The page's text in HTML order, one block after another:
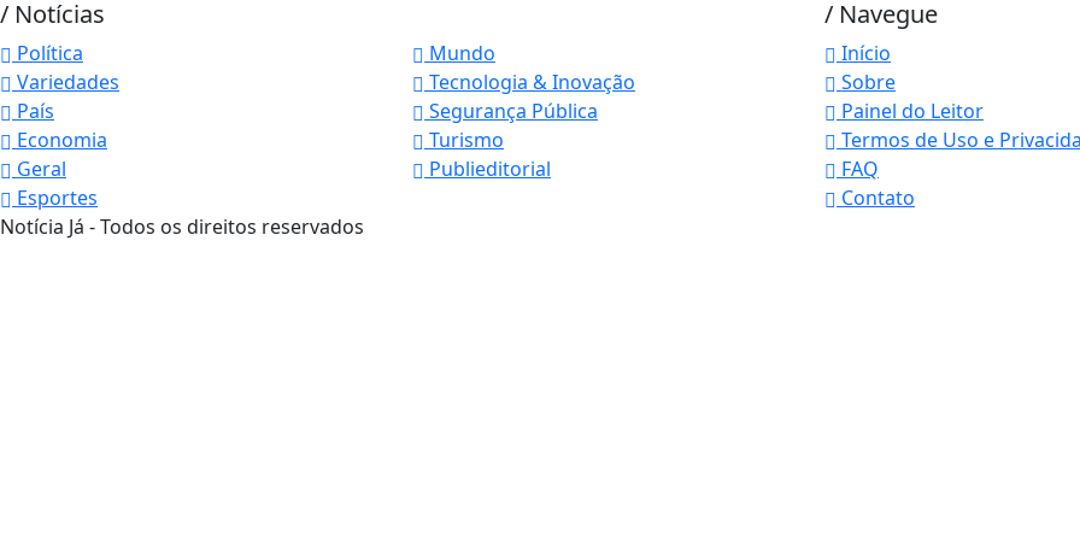
/ Notícias
Política
Mundo
Variedades
Tecnologia & Inovação
País
Segurança Pública
Economia
Turismo
Geral
Publieditorial
Esportes
/ Navegue
Início
Sobre
Painel do Leitor
Termos de Uso e
FAQ
Contato
Notícia Já - Todos os direitos reservados